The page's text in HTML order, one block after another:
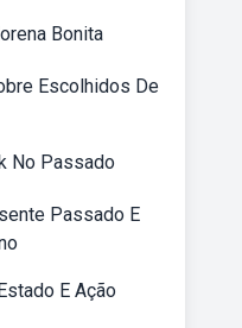
Bonita
Escolhidos De
No Passado
Passado E
E Ação